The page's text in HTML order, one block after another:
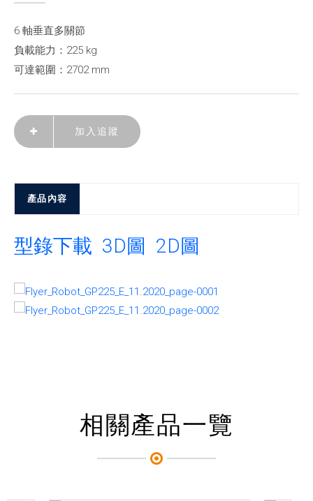
6 軸垂直多關節
負載能力：225 kg
可達範圍：2702 mm
加入追蹤
產品內容
型錄下載 3D圖 2D圖
相關產品一覽